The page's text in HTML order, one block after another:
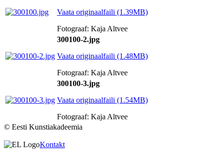
Vaata originaalfaili (1.39MB)
Fotograaf: Kaja Altvee
300100-2.jpg
Vaata originaalfaili (1.48MB)
Fotograaf: Kaja Altvee
300100-3.jpg
Vaata originaalfaili (1.54MB)
Fotograaf: Kaja Altvee
© Eesti Kunstiakadeemia
Kontakt